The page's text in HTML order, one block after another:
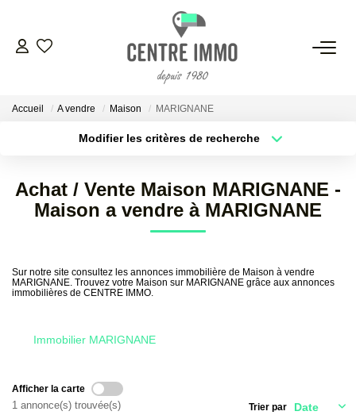
VENTES
NOS BIENS VENDUS
Accueil A vendre Maison MARIGNANE
Modifier les critères de recherche
Surface min Budget max
Achat / Vente Maison MARIGNANE -
Maison a vendre à MARIGNANE
Sur notre site consultez les annonces immobilière de Maison à vendre
MARIGNANE. Trouvez votre Maison sur MARIGNANE grâce aux annonces
immobilières de CENTRE IMMO.
Immobilier MARIGNANE
Afficher la carte
1 annonce(s) trouvée(s) Trier par